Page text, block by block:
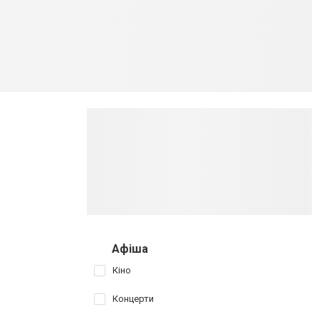
Афіша
Кіно
Концерти